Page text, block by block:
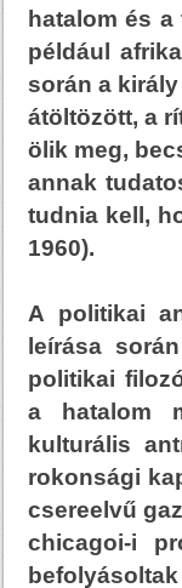
hatalom és
például
során a
átöltözött, a
ölik meg,
annak
tudnia kell,
1960).
A politikai
leírása
politikai
a hatalom
kulturális
rokonsági
csereelvű
chicagoi-i